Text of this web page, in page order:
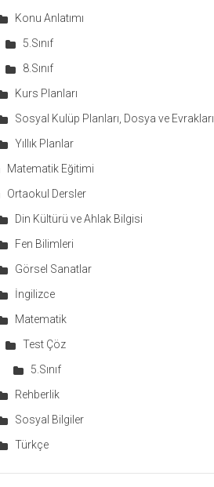
Konu Anlatımı
5.Sınıf
8.Sınıf
Kurs Planları
Sosyal Kulüp Planları, Dosya ve Evrakları
Yıllık Planlar
Matematik Eğitimi
Ortaokul Dersler
Din Kültürü ve Ahlak Bilgisi
Fen Bilimleri
Görsel Sanatlar
İngilizce
Matematik
Test Çöz
5.Sınıf
Rehberlik
Sosyal Bilgiler
Türkçe